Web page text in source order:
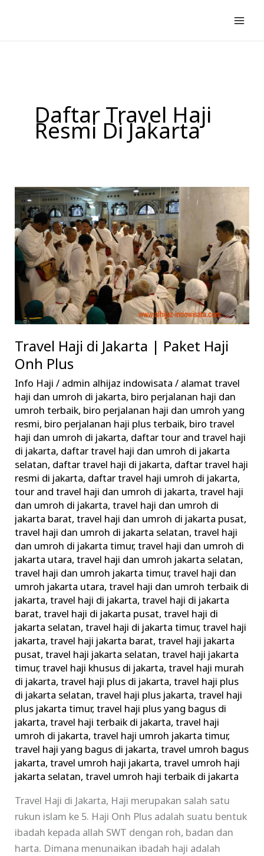
konten
Daftar Travel Haji
Resmi Di Jakarta
Travel Haji di Jakarta | Paket Haji
Onh Plus
Info Haji / admin alhijaz indowisata/ alamat travel
haji dan umroh di jakarta, biro perjalanan haji dan
umroh terbaik, biro perjalanan haji dan umroh yang
resmi, biro perjalanan haji plus terbaik, biro travel
haji dan umroh di jakarta, daftar tour and travel haji
di jakarta, daftar travel haji dan umroh di jakarta
selatan, daftar travel haji di jakarta, daftar travel haji
resmi di jakarta, daftar travel haji umroh di jakarta,
tour and travel haji dan umroh di jakarta,travel haji
dan umroh di jakarta,travel haji dan umroh di
jakarta barat,travel haji dan umroh di jakarta pusat,
travel haji dan umroh di jakarta selatan,travel haji
dan umroh di jakarta timur,travel haji dan umroh di
jakarta utara,travel haji dan umroh jakarta selatan,
travel haji dan umroh jakarta timur,travel haji dan
umroh jakarta utara,travel haji dan umroh terbaik di
jakarta,travel haji di jakarta,travel haji di jakarta
barat,travel haji di jakarta pusat,travel haji di
jakarta selatan,travel haji di jakarta timur,travel haji
jakarta,travel haji jakarta barat,travel haji jakarta
pusat,travel haji jakarta selatan,travel haji jakarta
timur,travel haji khusus di jakarta,travel haji murah
di jakarta,travel haji plus di jakarta,travel haji plus
di jakarta selatan,travel haji plus jakarta,travel haji
plus jakarta timur,travel haji plus yang bagus di
jakarta,travel haji terbaik di jakarta,travel haji
umroh di jakarta,travel haji umroh jakarta timur,
travel haji yang bagus di jakarta,travel umroh bagus
jakarta,travel umroh haji jakarta,travel umroh haji
jakarta selatan,travel umroh haji terbaik di jakarta
Travel Haji di Jakarta, Haji merupakan salah satu
rukun islam ke 5. Haji Onh Plus adalah suatu bentuk
ibadah kepada allah SWT dengan roh, badan dan
harta. Dimana menunaikan ibadah haji adalah
Travel
Haji
di
Jakarta
|
Paket
Haji
Onh
Plus